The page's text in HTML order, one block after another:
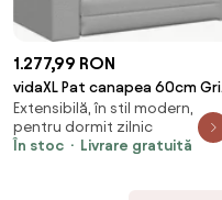
1.277,99 RON
vidaXL Pat canapea 60cm Gri
nori țesătură
Extensibilă, în stil modern,
pentru dormit zilnic
În stoc
Livrare gratuită